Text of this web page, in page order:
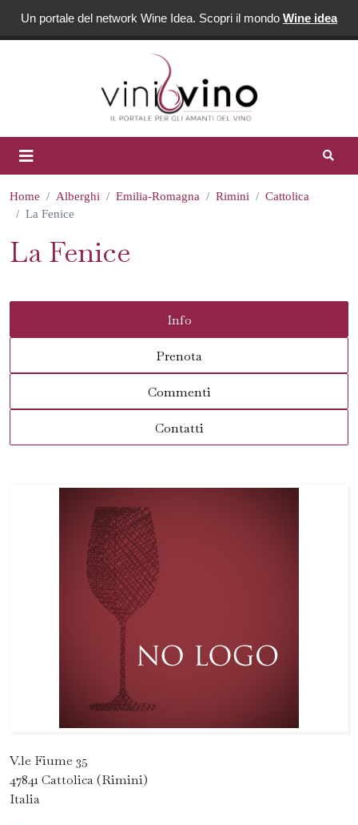
Un portale del network Wine Idea. Scopri il mondo Wine idea
Home Alberghi Emilia-Romagna Rimini
Cattolica
La Fenice
La Fenice
Info
Prenota
Commenti
Contatti
V.le Fiume 35
47841 Cattolica (Rimini)
Italia